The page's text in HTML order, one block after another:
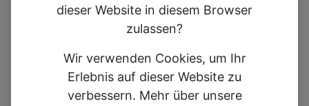
dieser Website in diesem Browser
zulassen?
Wir verwenden Cookies, um Ihr
Erlebnis auf dieser Website zu
verbessern. Mehr über unsere